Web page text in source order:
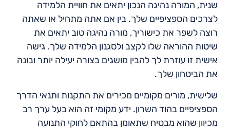
שנית, המורה נהיגה הנכון יתאים את חוויית הלמידה
לצרכים הספציפיים שלך. בין אם אתה מתחיל או שאתה
רוצה לשפר את כישוריך, מורה נהיגה טוב יתאים את
שיטות ההוראה שלו לקצב ולסגנון הלמידה שלך. גישה
אישית זו עוזרת לך להבין מושגים בצורה יעילה יותר ובונה
את הביטחון שלך.
שלישית, מורים מקומיים מכירים את התקנות ותנאי הדרך
הספציפיים בהוד השרון. ידע מקומי זה הוא בעל ערך רב
מכיוון שהוא מבטיח שתאומן בהתאם לחוקי התנועה